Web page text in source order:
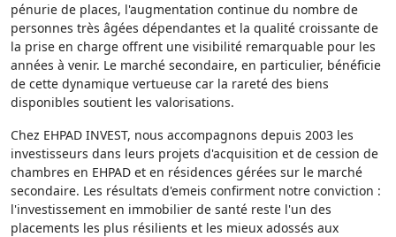
pénurie de places, l'augmentation continue du nombre de
personnes très âgées dépendantes et la qualité croissante de
la prise en charge offrent une visibilité remarquable pour les
années à venir. Le marché secondaire, en particulier, bénéficie
de cette dynamique vertueuse car la rareté des biens
disponibles soutient les valorisations.
Chez EHPAD INVEST, nous accompagnons depuis 2003 les
investisseurs dans leurs projets d'acquisition et de cession de
chambres en EHPAD et en résidences gérées sur le marché
secondaire. Les résultats d'emeis confirment notre conviction :
l'investissement en immobilier de santé reste l'un des
placements les plus résilients et les mieux adossés aux